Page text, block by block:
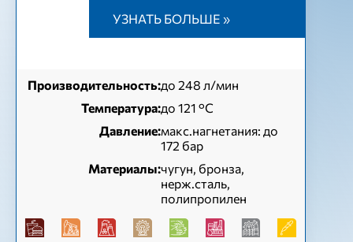
УЗНАТЬ БОЛЬШЕ »
Производительность:до 248 л/мин
Температура:до 121 °С
Давление:макс.нагнетания: до
172 бар
Материалы:чугун, бронза,
нерж.сталь,
полипропилен